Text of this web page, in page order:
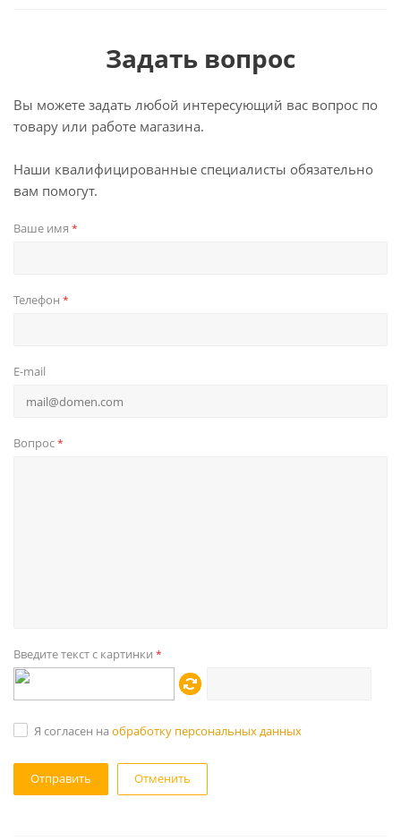
Задать вопрос
Вы можете задать любой интересующий вас вопрос по
товару или работе магазина.
Наши квалифицированные специалисты обязательно
вам помогут.
Ваше имя *
Телефон *
E-mail
Вопрос*
Введите текст с картинки *
Я согласен на обработку персональных данных
Отменить